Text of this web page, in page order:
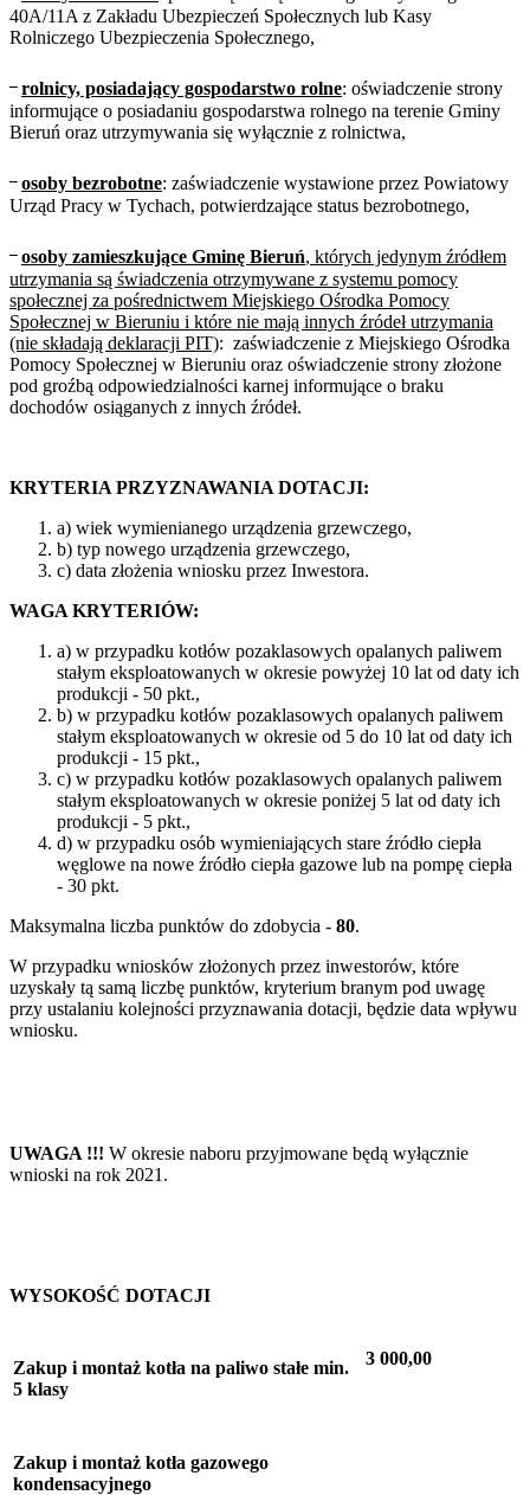
40A/11A z Zakładu Ubezpieczeń Społecznych lub Kasy
Rolniczego Ubezpieczenia Społecznego,
᠆ rolnicy, posiadający gospodarstwo rolne: oświadczenie strony
informujące o posiadaniu gospodarstwa rolnego na terenie Gminy
Bieruń oraz utrzymywania się wyłącznie z rolnictwa,
᠆osoby bezrobotne: zaświadczenie wystawione przez Powiatowy
Urząd Pracy w Tychach, potwierdzające status bezrobotnego,
᠆osoby zamieszkujące Gminę Bieruń, których jedynym źródłem
utrzymania są świadczenia otrzymywane z systemu pomocy
społecznej za pośrednictwem Miejskiego Ośrodka Pomocy
Społecznej w Bieruniu i które nie mają innych źródeł utrzymania
(nie składają deklaracji PIT): zaświadczenie z Miejskiego Ośrodka
Pomocy Społecznej w Bieruniu oraz oświadczenie strony złożone
pod groźbą odpowiedzialności karnej informujące o braku
dochodów osiąganych z innych źródeł.
KRYTERIA PRZYZNAWANIA DOTACJI:
a) wiek wymienianego urządzenia grzewczego,
b) typ nowego urządzenia grzewczego,
c) data złożenia wniosku przez Inwestora.
WAGA KRYTERIÓW:
a) w przypadku kotłów pozaklasowych opalanych paliwem
stałym eksploatowanych w okresie powyżej 10 lat od daty ich
produkcji - 50 pkt.,
b) w przypadku kotłów pozaklasowych opalanych paliwem
stałym eksploatowanych w okresie od 5 do 10 lat od daty ich
produkcji - 15 pkt.,
c) w przypadku kotłów pozaklasowych opalanych paliwem
stałym eksploatowanych w okresie poniżej 5 lat od daty ich
produkcji - 5 pkt.,
d) w przypadku osób wymieniających stare źródło ciepła
węglowe na nowe źródło ciepła gazowe lub na pompę ciepła
- 30 pkt.
Maksymalna liczba punktów do zdobycia - 80.
W przypadku wniosków złożonych przez inwestorów, które
uzyskały tą samą liczbę punktów, kryterium branym pod uwagę
przy ustalaniu kolejności przyznawania dotacji, będzie data wpływu
wniosku.
UWAGA !!! W okresie naboru przyjmowane będą wyłącznie
wnioski na rok 2021.
WYSOKOŚĆ DOTACJI
Zakup i montaż kotła na paliwo stałe min.
5 klasy
3 000,00
Zakup i montaż kotła gazowego
kondensacyjnego